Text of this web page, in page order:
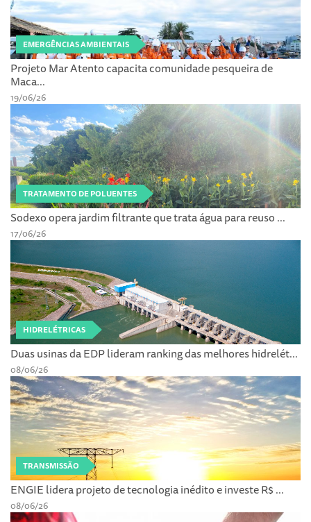
EMERGÊNCIAS AMBIENTAIS
Projeto Mar Atento capacita comunidade pesqueira de
Maca...
19/06/26
TRATAMENTO DE POLUENTES
Sodexo opera jardim filtrante que trata água para reuso ...
17/06/26
HIDRELÉTRICAS
Duas usinas da EDP lideram ranking das melhores hidrelét...
08/06/26
TRANSMISSÃO
ENGIE lidera projeto de tecnologia inédito e investe R$ ...
08/06/26